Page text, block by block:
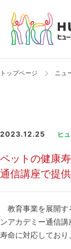
トップページ ニュ
2023.12.25 ヒ
ペットの健康
通信講座で提
教育事業を展開す
ンアカデミー通信
寿命に対応しており